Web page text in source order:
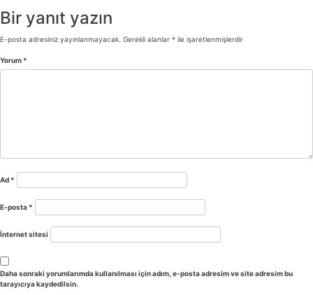
Bir yanıt yazın
E-posta adresiniz yayınlanmayacak. Gerekli alanlar * ile işaretlenmişlerdir
Yorum *
Ad *
E-posta *
İnternet sitesi
Daha sonraki yorumlarımda kullanılması için adım, e-posta adresim ve site adresim bu
tarayıcıya kaydedilsin.